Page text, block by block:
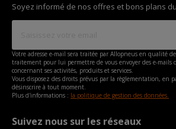
Soyez informé de nos offres et bons plans
Votre adresse e-mail sera traitée par Allopneus en qualité
traitement pour lui permettre de vous envoyer des e-mails
concernant ses activités, produits et services.
Vous disposez des droits prévus par la règlementation, en
désinscrire à tout moment.
Plus d'informations : la politique de gestion des données.
Suivez nous sur les réseaux